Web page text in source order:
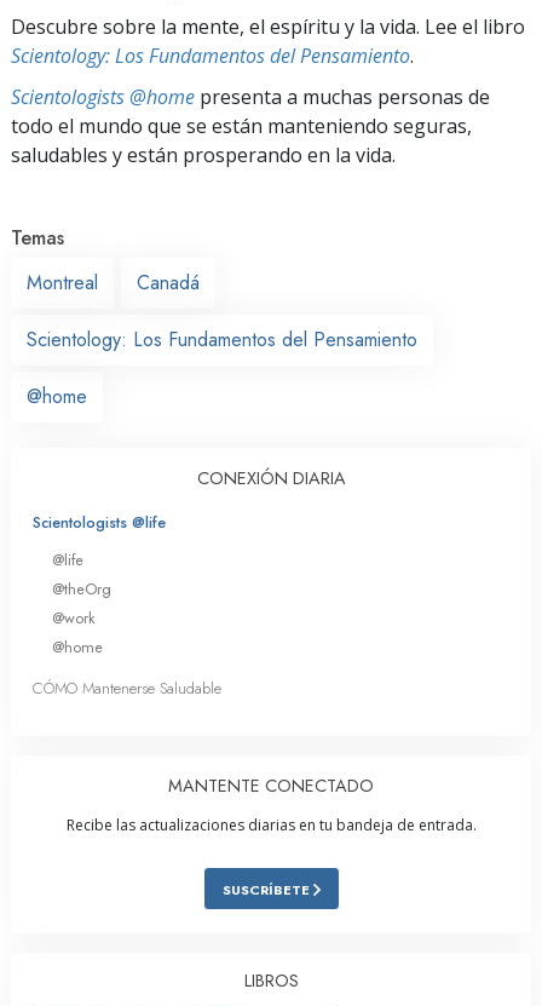
Descubre sobre la mente, el espíritu y la vida. Lee el libro
Scientology: Los Fundamentos del Pensamiento.
Scientologists @home presenta a muchas personas de
todo el mundo que se están manteniendo seguras,
saludables y están prosperando en la vida.
Temas
Montreal
Canadá
Scientology: Los Fundamentos del Pensamiento
@home
CONEXIÓN DIARIA
Scientologists @life
@life
@theOrg
@work
@home
CÓMO Mantenerse Saludable
MANTENTE CONECTADO
Recibe las actualizaciones diarias en tu bandeja de entrada.
SUSCRÍBETE
LIBROS